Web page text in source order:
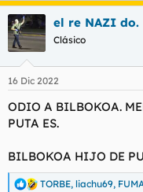
Creo que no hace falta
De todas formas el hilo
profundamente
el re NAZI do.
Clásico
16 Dic 2022
ODIO A BILBOKOA.
PUTA ES.
BILBOKOA HIJO DE
R
TORBE, liachu69,